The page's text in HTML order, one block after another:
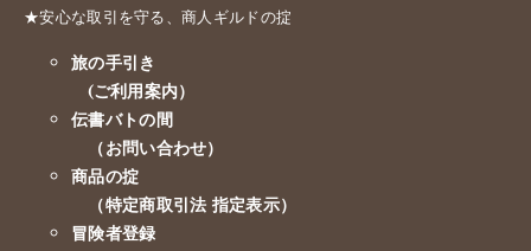
★安心な取引を守る、商人ギルドの掟
旅の手引き
(ご利用案内）
伝書バトの間
（お問い合わせ）
商品の掟
（特定商取引法 指定表示）
冒険者登録